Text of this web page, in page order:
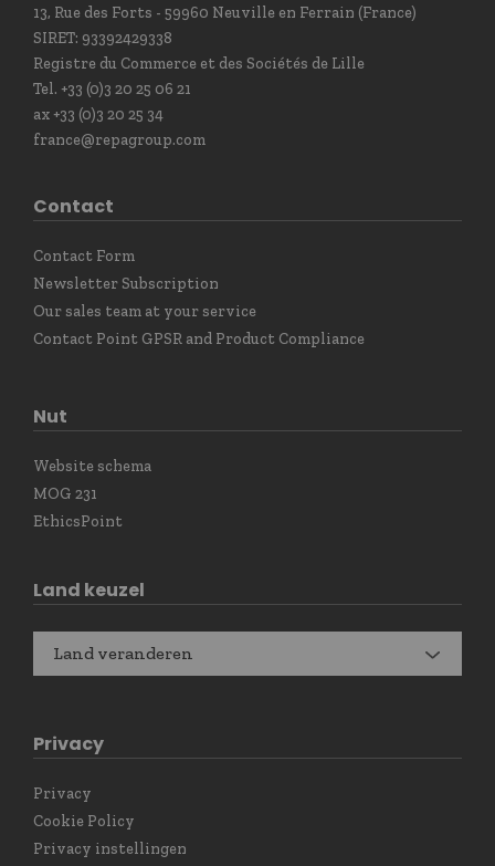
13, Rue des Forts - 59960 Neuville en Ferrain (France)
SIRET: 93392429338
Registre du Commerce et des Sociétés de Lille
Tel. +33 (0)3 20 25 06 21
ax +33 (0)3 20 25 34
france@repagroup.com
Contact
Contact Form
Newsletter Subscription
Our sales team at your service
Contact Point GPSR and Product Compliance
Nut
Website schema
MOG 231
EthicsPoint
Land keuzel
Land veranderen
Privacy
Privacy
Cookie Policy
Privacy instellingen